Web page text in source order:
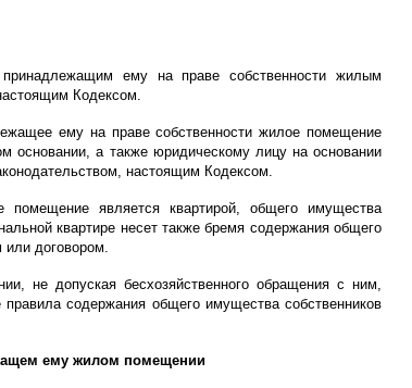
ему на праве собственности жилым
Кодексом.
ему на праве собственности жилое помещение
основании, а также юридическому лицу на основании
настоящим Кодексом.
является квартирой, общего имущества
квартире несет также бремя содержания общего
или договором.
не допуская бесхозяйственного обращения с ним,
содержания общего имущества собственников
ему жилом помещении